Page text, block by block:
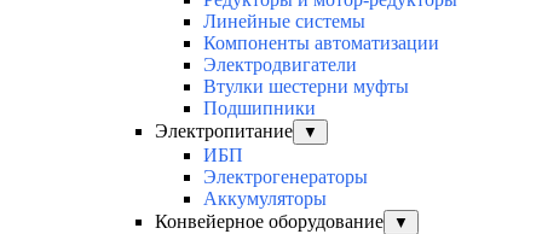
Линейные системы
Компоненты автоматизации
Электродвигатели
Втулки шестерни муфты
Подшипники
Электропитание
▼
ИБП
Электрогенераторы
Аккумуляторы
Конвейерное оборудование
▼